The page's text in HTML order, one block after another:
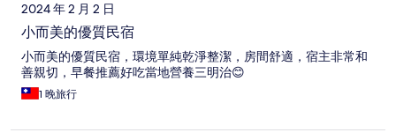
2024 年 2 月 2 日
小而美的優質民宿
小而美的優質民宿，環境單純乾淨整潔，房間舒適，宿主非常和
善親切，早餐推薦好吃當地營養三明治😊
1 晚旅行